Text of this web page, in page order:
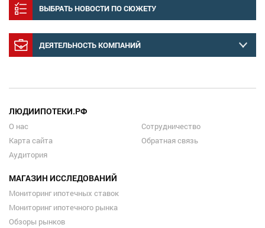
ВЫБРАТЬ НОВОСТИ ПО СЮЖЕТУ
ДЕЯТЕЛЬНОСТЬ КОМПАНИЙ
ЛЮДИИПОТЕКИ.РФ
О нас
Карта сайта
Аудитория
Сотрудничество
Обратная связь
МАГАЗИН ИССЛЕДОВАНИЙ
Мониторинг ипотечных ставок
Мониторинг ипотечного рынка
Обзоры рынков